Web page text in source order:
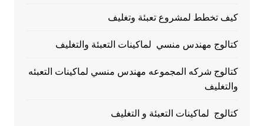
كيف تخطط لمشروع تعبئة وتغليف
كتالوج مهندس منسي لماكينات التعبئة والتغليف
كتالوج شركه المجموعه مهندس منسي لماكينات التعبئه
والتغليف
كتالوج لماكينات التعبئة و التغليف